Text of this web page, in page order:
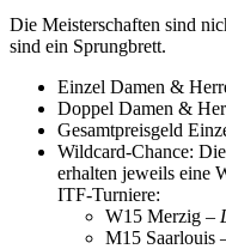
Die Meisterschaften sind
sind ein Sprungbrett.
Einzel Damen &
Doppel Damen &
Gesamtpreisgeld
Wildcard‑Chance:
erhalten jeweils eine
ITF‑Turniere:
W15 Merzig –
M15 Saarlouis